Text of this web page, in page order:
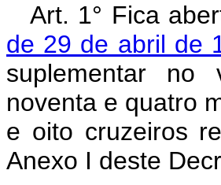
Art. 1° Fica
de 29 de abril de
suplementar no
noventa e quatro
e oito cruzeiros
Anexo I deste